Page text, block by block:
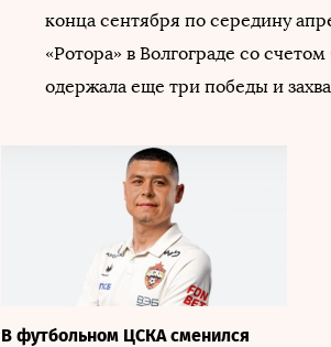
конца сентября по середину
«Ротора» в Волгограде со
одержала еще три победы и
В футбольном ЦСКА сменился